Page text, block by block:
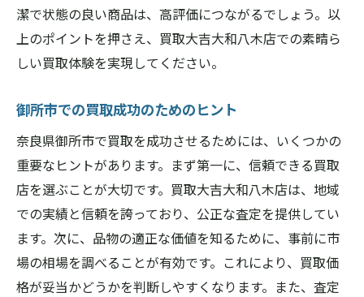
潔で状態の良い商品は、高評価につながるでしょう。以
上のポイントを押さえ、買取大吉大和八木店での素晴ら
しい買取体験を実現してください。
御所市での買取成功のためのヒント
奈良県御所市で買取を成功させるためには、いくつかの
重要なヒントがあります。まず第一に、信頼できる買取
店を選ぶことが大切です。買取大吉大和八木店は、地域
での実績と信頼を誇っており、公正な査定を提供してい
ます。次に、品物の適正な価値を知るために、事前に市
場の相場を調べることが有効です。これにより、買取価
格が妥当かどうかを判断しやすくなります。また、査定